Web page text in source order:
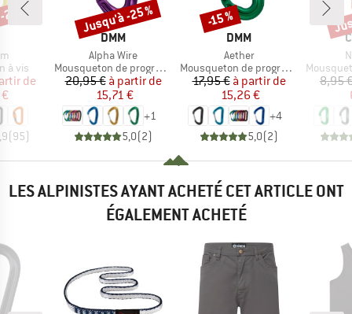
à vis
réduit
de
(95)
%
MARQUE
DMM
Article
Alpha Wire
Product group
Mousqueton de progression
Prix
20,95 € Prix réduit
à partir de
15,71 €
+1
5,0(2)
Remise
Jusqu'à -25 %
MARQUE
DMM
Article
Aether
Product group
Mousqueton de progression
Prix
17,95 € Prix réduit
à partir de
15,26 €
+4
5,0(2)
Remise
-15 %
Product
8,95
LES ALPINISTES AYANT ACHETÉ CET ARTICLE ONT
ÉGALEMENT ACHETÉ